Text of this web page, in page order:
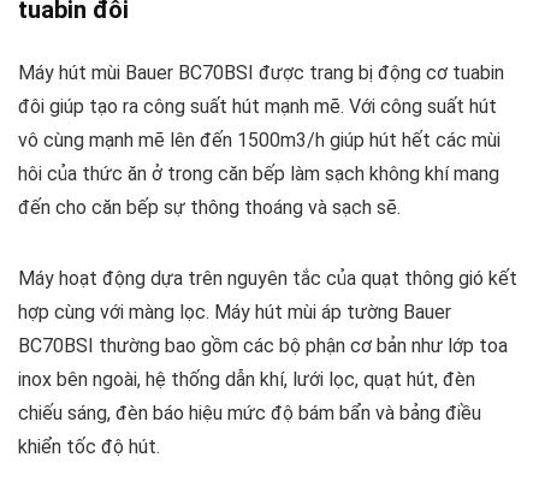
tuabin đôi
Máy hút mùi Bauer BC70BSI được trang bị động cơ tuabin
đôi giúp tạo ra công suất hút mạnh mẽ. Với công suất hút
vô cùng mạnh mẽ lên đến 1500m3/h giúp hút hết các mùi
hôi của thức ăn ở trong căn bếp làm sạch không khí mang
đến cho căn bếp sự thông thoáng và sạch sẽ.
Máy hoạt động dựa trên nguyên tắc của quạt thông gió kết
hợp cùng với màng lọc. Máy hút mùi áp tường Bauer
BC70BSI thường bao gồm các bộ phận cơ bản như lớp toa
inox bên ngoài, hệ thống dẫn khí, lưới lọc, quạt hút, đèn
chiếu sáng, đèn báo hiệu mức độ bám bẩn và bảng điều
khiển tốc độ hút.